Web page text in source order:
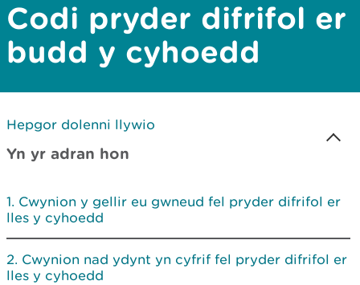
Codi pryder difrifol er
budd y cyhoedd
Hepgor dolenni llywio
Yn yr adran hon
Cwynion y gellir eu gwneud fel pryder difrifol er
lles y cyhoedd
Cwynion nad ydynt yn cyfrif fel pryder difrifol er
lles y cyhoedd